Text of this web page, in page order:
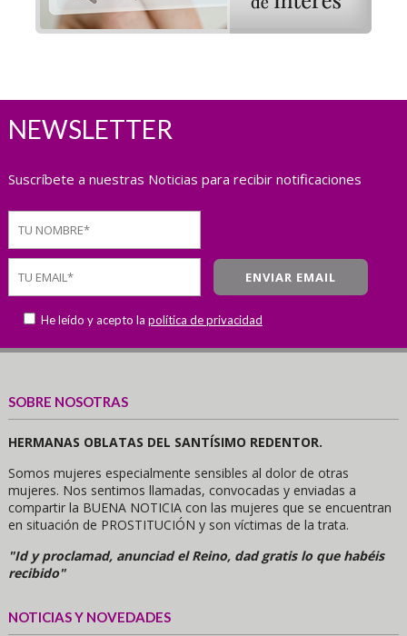
NEWSLETTER
Suscríbete a nuestras Noticias para recibir notificaciones
He leído y acepto la política de privacidad
SOBRE NOSOTRAS
HERMANAS OBLATAS DEL SANTÍSIMO REDENTOR.
Somos mujeres especialmente sensibles al dolor de otras
mujeres. Nos sentimos llamadas, convocadas y enviadas a
compartir la BUENA NOTICIA con las mujeres que se encuentran
en situación de PROSTITUCIÓN y son víctimas de la trata.
"Id y proclamad, anunciad el Reino, dad gratis lo que habéis
recibido"
NOTICIAS Y NOVEDADES